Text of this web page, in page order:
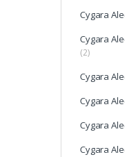
Cygara
Cygara
(2)
Cygara
Cygara
Cygara
Cygara